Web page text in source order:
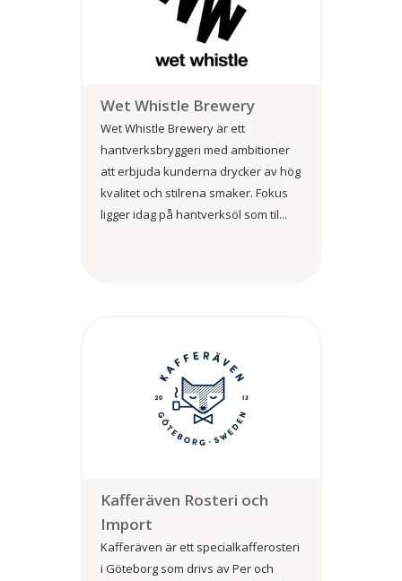
Wet Whistle Brewery
Wet Whistle Brewery är ett
hantverksbryggeri med ambitioner
att erbjuda kunderna drycker av hög
kvalitet och stilrena smaker. Fokus
ligger idag på hantverksöl som til...
Kafferäven Rosteri och
Import
Kafferäven är ett specialkafferosteri
i Göteborg som drivs av Per och